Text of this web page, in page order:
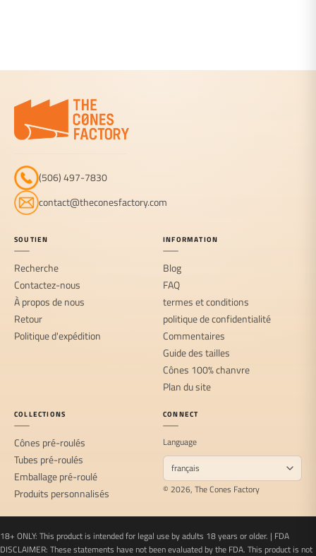
(506) 497-7830
contact@theconesfactory.com
SOUTIEN
Recherche
Contactez-nous
À propos de nous
Retour
Politique d'expédition
INFORMATION
Blog
FAQ
termes et conditions
politique de confidentialité
Commentaires
Guide des tailles
Cônes 100% chanvre
Plan du site
COLLECTIONS
Cônes pré-roulés
Tubes pré-roulés
Emballage pré-roulé
Produits personnalisés
CONNECT
Language
© 2026, The Cones Factory
18+ ONLY: This product is intended for legal use by adults 18 years or older. | FDA
DISCLAIMER: These statements have not been evaluated by the FDA. This product is not